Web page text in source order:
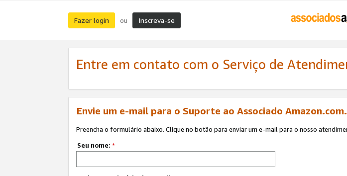
Fazer login ou Inscreva-se
Entre em contato com o Serviço de
Envie um e-mail para o Suporte ao Associado
Preencha o formulário abaixo. Clique no botão para enviar um e-mail para o nosso
Seu nome: *